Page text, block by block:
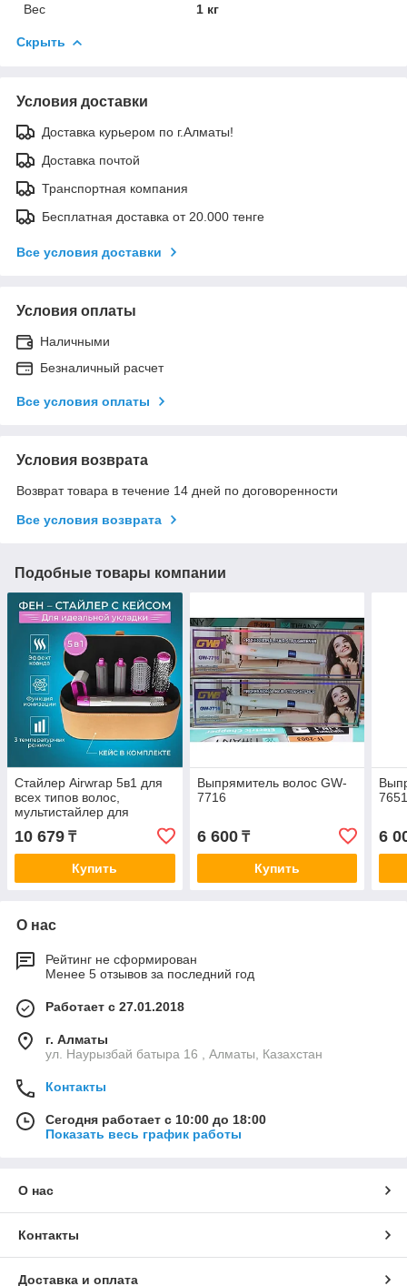
Вес
1 кг
Скрыть
Условия доставки
Доставка курьером по г.Алматы!
Доставка почтой
Транспортная компания
Бесплатная доставка от 20.000 тенге
Все условия доставки
Условия оплаты
Наличными
Безналичный расчет
Все условия оплаты
Условия возврата
Возврат товара в течение 14 дней по договоренности
Все условия возврата
Подобные товары компании
Стайлер Airwrap 5в1 для
всех типов волос,
мультистайлер для
создания локонов и волн,
Выпрямитель, Брашинг,
Фен
10 679 ₸
Купить
Выпрямитель волос GW-
7716
6 600₸
Купить
6
О нас
Рейтинг не сформирован
Менее 5 отзывов за последний год
Работает с 27.01.2018
г. Алматы
ул. Наурызбай батыра 16 , Алматы, Казахстан
Контакты
Сегодня работает с 10:00 до 18:00
Показать весь график работы
О нас
Контакты
Доставка и оплата